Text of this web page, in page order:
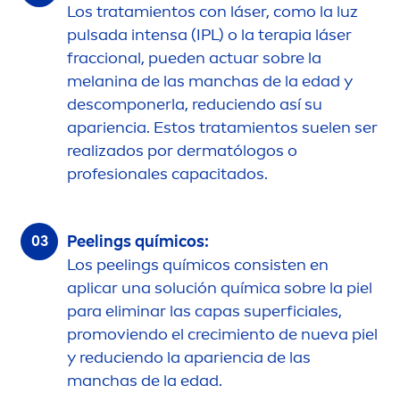
Los tratamientos con láser, como la luz
pulsada intensa (IPL) o la terapia láser
fraccional, pueden actuar sobre la
melanina de las manchas de la edad y
descomponerla, reduciendo así su
apariencia. Estos tratamientos suelen ser
realizados por dermatólogos o
profesionales capacitados.
Peelings químicos:
Los peelings químicos consisten en
aplicar una solución química sobre la piel
para eliminar las capas superficiales,
promoviendo el crecimiento de nueva piel
y reduciendo la apariencia de las
manchas de la edad.